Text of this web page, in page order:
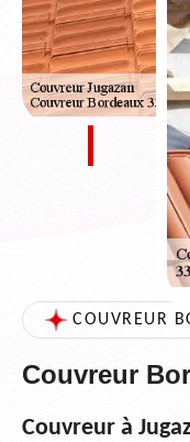
COUVREUR
Couvreur
Couvreur à